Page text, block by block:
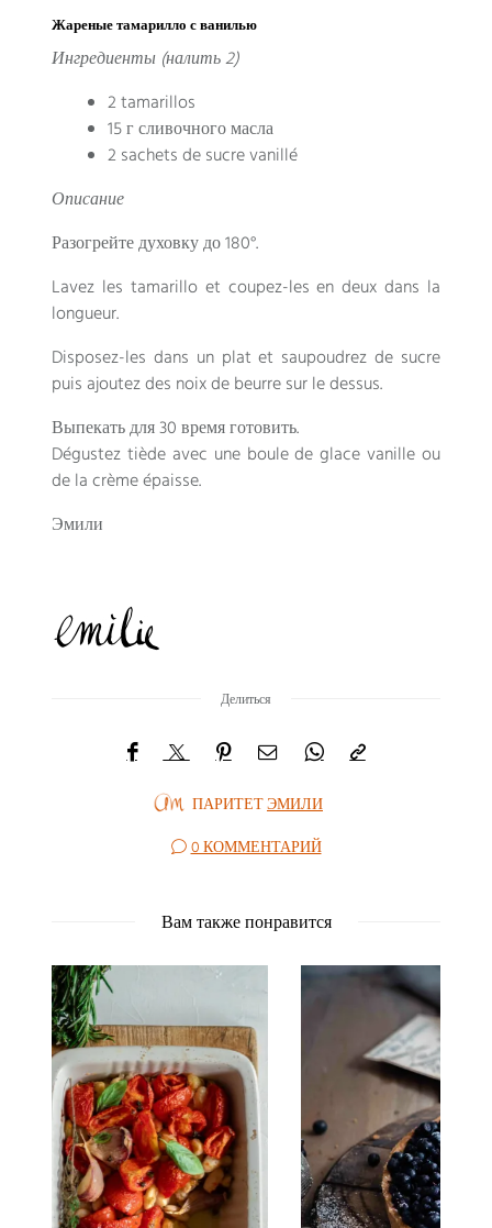
Жареные тамарилло с ванилью
Ингредиенты (налить 2)
2tamarillos
15 г сливочного масла
2 sachets de sucre vanillé
Описание
Разогрейте духовку до 180°.
Lavez les tamarillo et coupez-les en deux dans la
longueur.
Disposez-les dans un plat et saupoudrez de sucre
puis ajoutez des noix de beurre sur le dessus.
Выпекать для 30 время готовить.
Dégustez tiède avec une boule de glace vanille ou
de la crème épaisse.
Эмили
Делиться
ПАРИТЕТЭМИЛИ
0 КОММЕНТАРИЙ
Вам также понравится